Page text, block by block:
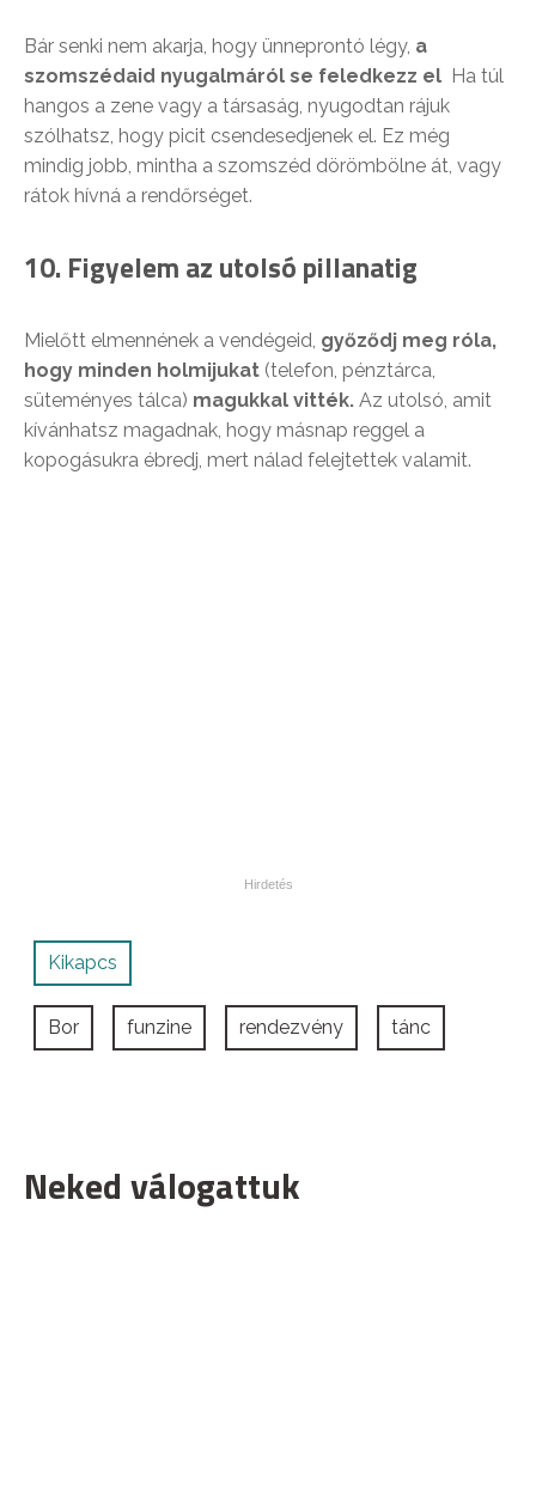
Bár senki nem akarja, hogy ünneprontó légy, a
szomszédaid nyugalmáról se feledkezz el Ha túl
hangos a zene vagy a társaság, nyugodtan rájuk
szólhatsz, hogy picit csendesedjenek el. Ez még
mindig jobb, mintha a szomszéd dörömbölne át, vagy
rátok hívná a rendőrséget.
10. Figyelem az utolsó pillanatig
Mielőtt elmennének a vendégeid, győződj meg róla,
hogy minden holmijukat (telefon, pénztárca,
süteményes tálca) magukkal vitték. Az utolsó, amit
kívánhatsz magadnak, hogy másnap reggel a
kopogásukra ébredj, mert nálad felejtettek valamit.
Kikapcs
Bor funzine rendezvény tánc
Neked válogattuk